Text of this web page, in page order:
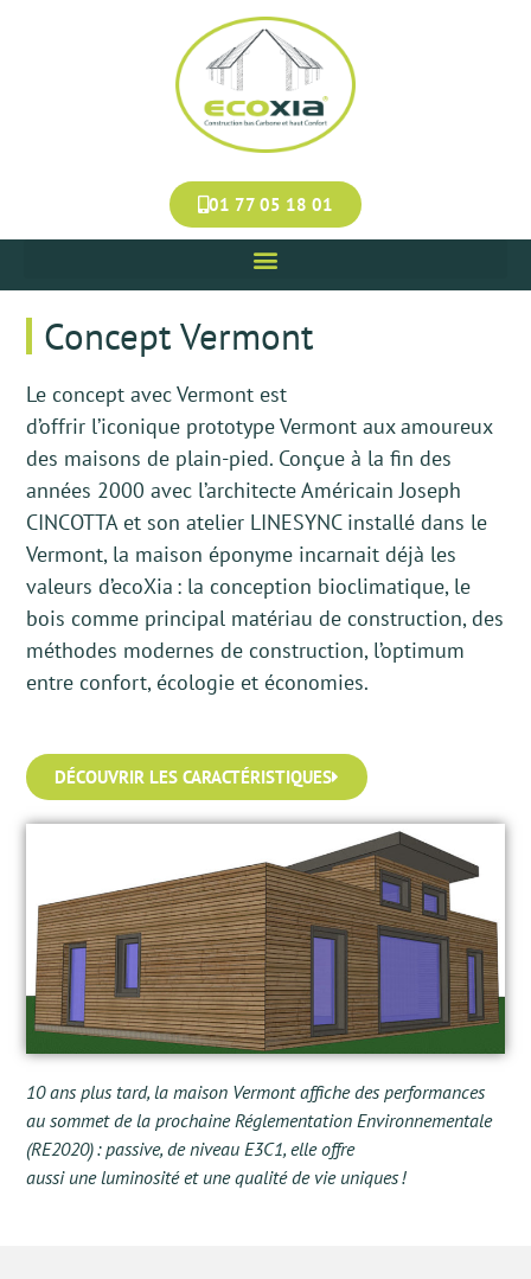
01 77 05 18 01
Concept Vermont
Le conceptavec Vermont est
d’offrir l’iconique prototype Vermont aux amoureux
des maisons de plain-pied. Conçue à la fin des
années 2000 avec l’architecte Américain Joseph
CINCOTTA et son atelier LINESYNCinstallé dans le
Vermont,la maison éponyme incarnait déjà les
valeursd’ecoXia : la conception bioclimatique, le
bois comme principal matériau de construction, des
méthodes modernes de construction, l’optimum
entre confort, écologie et économies.
DÉCOUVRIR LES CARACTÉRISTIQUES
10 ans plus tard,la maison Vermontaffiche des performances
au sommet de la prochaine Réglementation Environnementale
(RE2020) : passive, de niveau E3C1, elle offre
aussi uneluminosité et une qualité de vie uniques !
Panneau de gestion des cookies